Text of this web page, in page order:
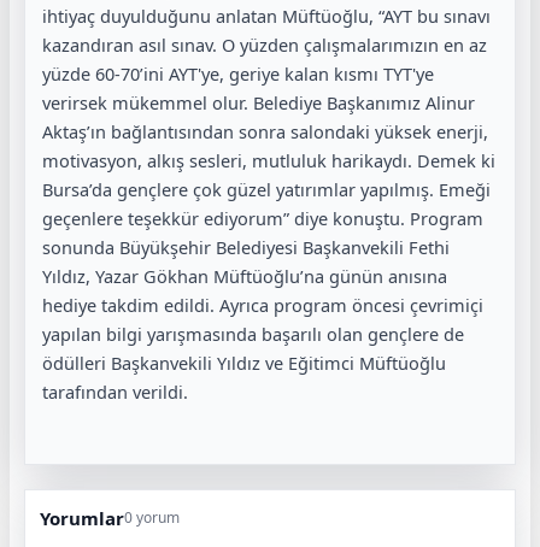
ihtiyaç duyulduğunu anlatan Müftüoğlu, “AYT bu sınavı
kazandıran asıl sınav. O yüzden çalışmalarımızın en az
yüzde 60-70’ini AYT'ye, geriye kalan kısmı TYT'ye
verirsek mükemmel olur. Belediye Başkanımız Alinur
Aktaş’ın bağlantısından sonra salondaki yüksek enerji,
motivasyon, alkış sesleri, mutluluk harikaydı. Demek ki
Bursa’da gençlere çok güzel yatırımlar yapılmış. Emeği
geçenlere teşekkür ediyorum” diye konuştu. Program
sonunda Büyükşehir Belediyesi Başkanvekili Fethi
Yıldız, Yazar Gökhan Müftüoğlu’na günün anısına
hediye takdim edildi. Ayrıca program öncesi çevrimiçi
yapılan bilgi yarışmasında başarılı olan gençlere de
ödülleri Başkanvekili Yıldız ve Eğitimci Müftüoğlu
tarafından verildi.
Yorumlar0 yorum